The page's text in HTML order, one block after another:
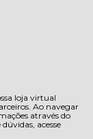
loja virtual
Ao navegar
através do
acesse